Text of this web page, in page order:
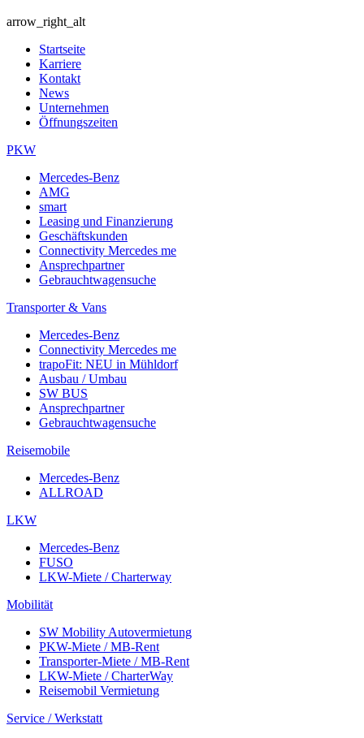
arrow_right_alt
Startseite
Karriere
Kontakt
News
Unternehmen
Öffnungszeiten
PKW
Mercedes-Benz
AMG
smart
Leasing und Finanzierung
Geschäftskunden
Connectivity Mercedes me
Ansprechpartner
Gebrauchtwagensuche
Transporter & Vans
Mercedes-Benz
Connectivity Mercedes me
trapoFit: NEU in Mühldorf
Ausbau / Umbau
SW BUS
Ansprechpartner
Gebrauchtwagensuche
Reisemobile
Mercedes-Benz
ALLROAD
LKW
Mercedes-Benz
FUSO
LKW-Miete / Charterway
Mobilität
SW Mobility Autovermietung
PKW-Miete / MB-Rent
Transporter-Miete / MB-Rent
LKW-Miete / CharterWay
Reisemobil Vermietung
Service / Werkstatt